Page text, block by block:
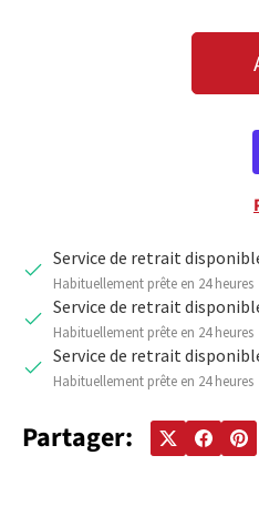
DIMINUER LA
Service de retrait
Habituellement prête en 24 heures
Service de retrait
Habituellement prête en 24 heures
Service de retrait
Habituellement prête en 24 heures
Partager: